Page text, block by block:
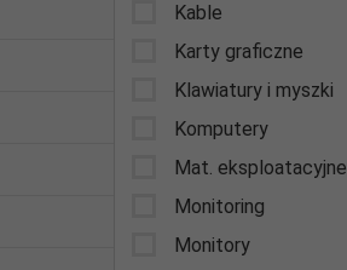
Kable
Karty graficzne
Klawiatury i myszki
Komputery
Mat. eksploatacyjne
Monitoring
Monitory